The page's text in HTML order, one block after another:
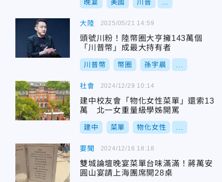
晚宴 美國 川普
大陸
頭號川粉！陸幣圈大亨擁143萬個
「川普幣」成最大持有者
川普幣 幣圈 孫宇晨
2025/05/21 14:59
社會
建中校友會「物化女性菜單」還索13
萬 北一女重量級學姊開罵
建中 菜單 物化女性
2024/12/29 10:14
要聞
雙城論壇晚宴菜單台味滿滿！蔣萬安
圓山宴請上海團席開28桌
2024/12/16 18:18